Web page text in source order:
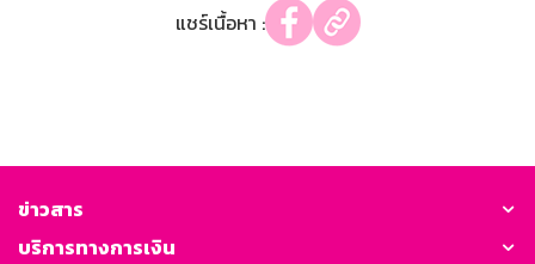
แชร์เนื้อหา :
ข่าวสาร
บริการทางการเงิน